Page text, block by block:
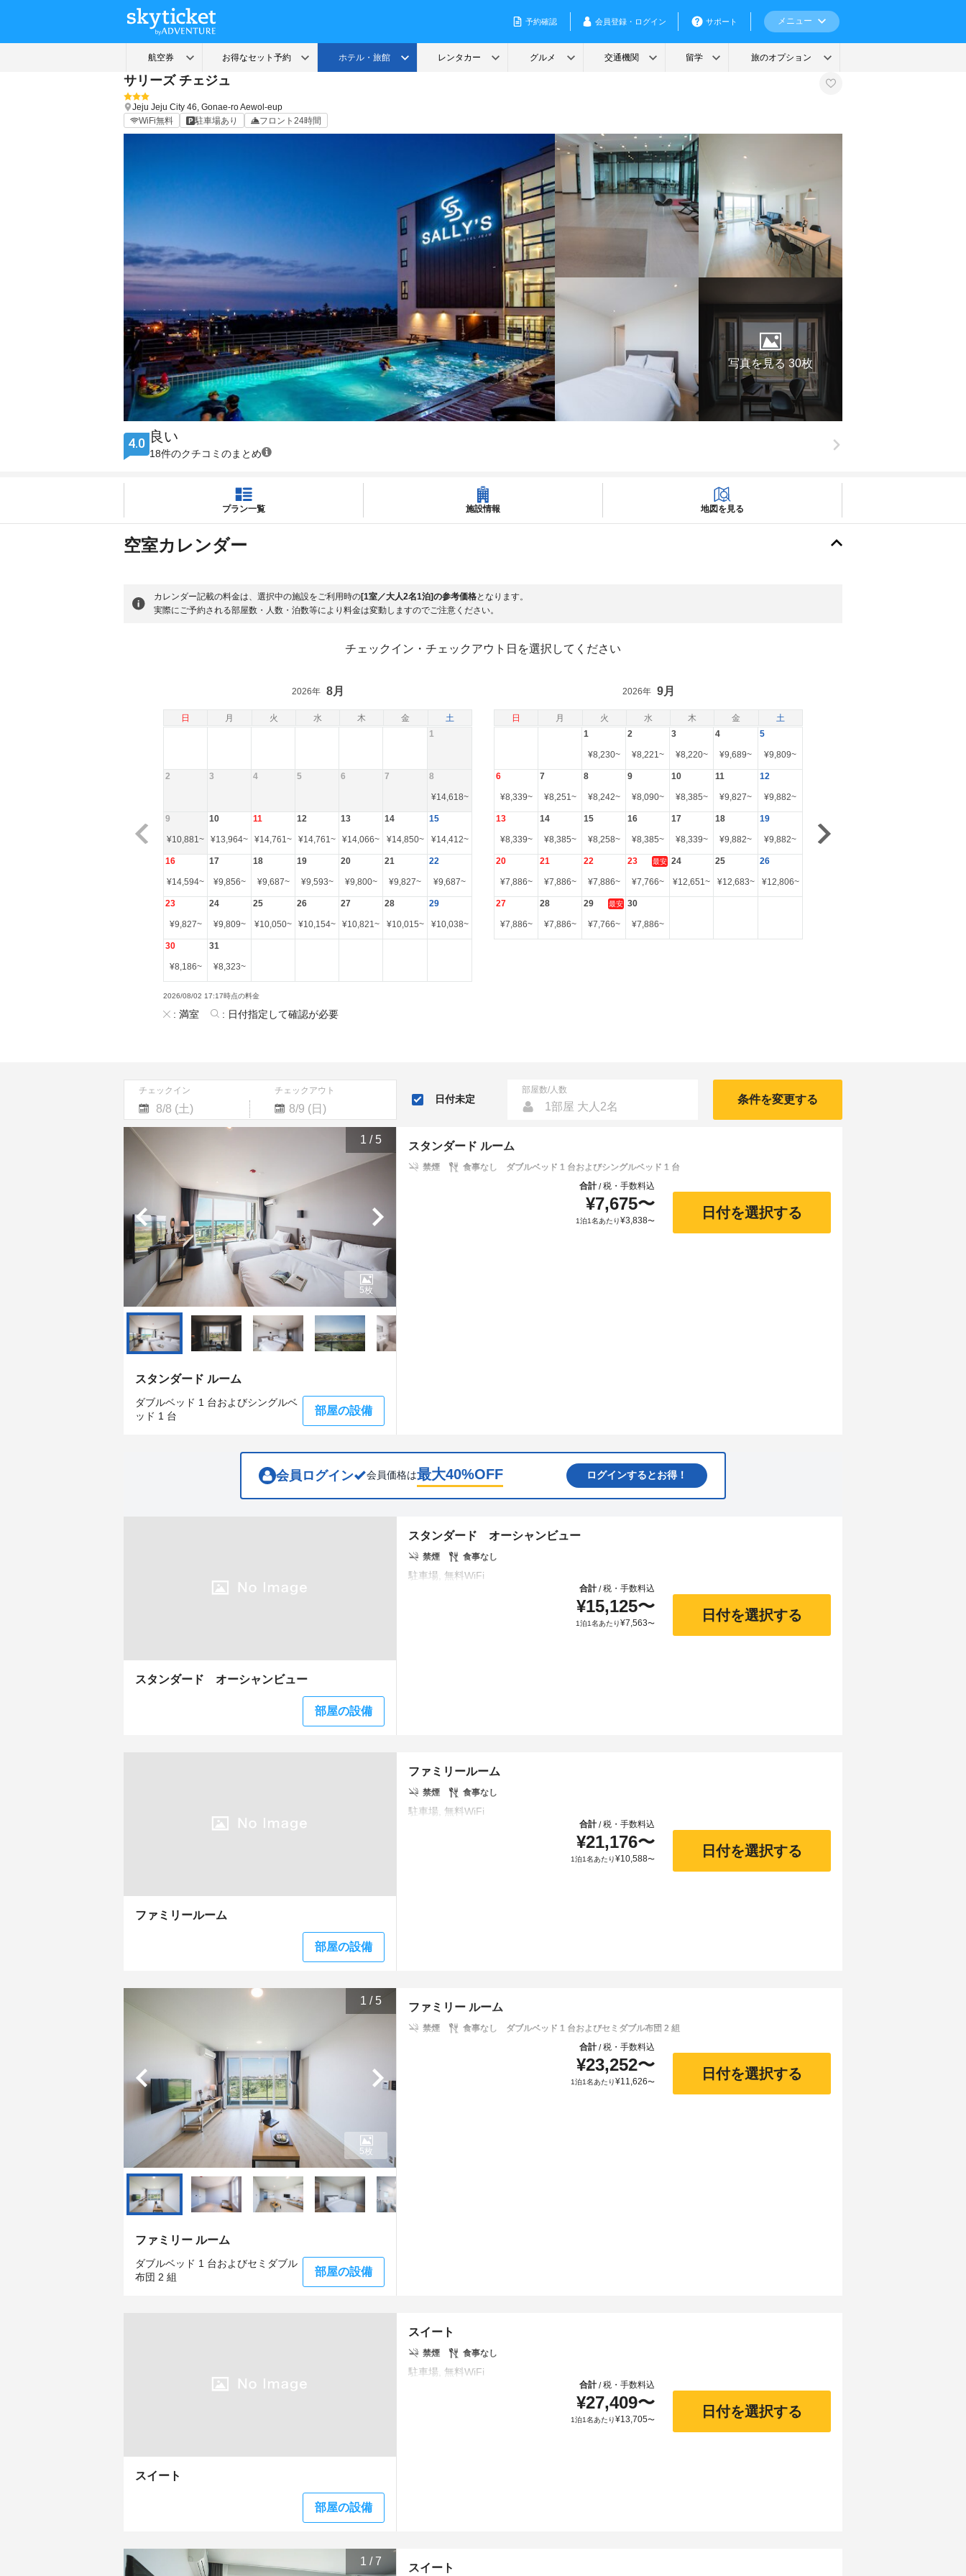
サリーズ チェジュ
Jeju Jeju City 46, Gonae-ro Aewol-eup
WiFi無料
駐車場あり フロント24時間
写真を見る 30枚
4.0 良い
18件のクチコミのまとめ
プラン一覧 施設情報 地図を見る
空室カレンダー
カレンダー記載の料金は、選択中の施設をご利用時の[1室／大人2名1泊]の参考価格となります。
実際にご予約される部屋数・人数・泊数等により料金は変動しますのでご注意ください。
チェックイン・チェックアウト日を選択してください
日 月 火 水 木 金 土 日 月 火 水 木 金 土
2026年 8月
1
2 3 4 5 6 7 8
¥14,618~
9
¥10,881~
10
¥13,964~
11
¥14,761~
12
¥14,761~
13
¥14,066~
14
¥14,850~
15
¥14,412~
16
¥14,594~
17
¥9,856~
18
¥9,687~
19
¥9,593~
20
¥9,800~
21
¥9,827~
22
¥9,687~
23
¥9,827~
24
¥9,809~
25
¥10,050~
26
¥10,154~
27
¥10,821~
28
¥10,015~
29
¥10,038~
30
¥8,186~
31
¥8,323~
2026年 9月
1
¥8,230~
2
¥8,221~
3
¥8,220~
4
¥9,689~
5
¥9,809~
6
¥8,339~
7
¥8,251~
8
¥8,242~
9
¥8,090~
10
¥8,385~
11
¥9,827~
12
¥9,882~
13
¥8,339~
14
¥8,385~
15
¥8,258~
16
¥8,385~
17
¥8,339~
18
¥9,882~
19
¥9,882~
20
¥7,886~
21
¥7,886~
22
¥7,886~
23 最安
¥7,766~
24
¥12,651~
25
¥12,683~
26
¥12,806~
27
¥7,886~
28
¥7,886~
29 最安
¥7,766~
30
¥7,886~
2026/08/02 17:17時点の料金
: 満室 : 日付指定して確認が必要
チェックイン チェックアウト
Navigate
forward
to
interact
calendar
and
select
a
date.
Press
question
mark
key
to
get
the
shortcuts
for
changing
dates.
Navigate
calendar
select
a
date.
the
question
mark
key
to
get
changing
日付未定
部屋数/人数
1部屋 大人2名
条件を変更する
1 /5
スタンダード ルーム
ダブルベッド 1 台およびシングルベ
ッド 1 台
部屋の設備
5枚
スタンダード ルーム
禁煙 食事なし
ダブルベッド 1 台およびシングルベッド 1 台
合計/税・手数料込
¥7,675〜
1泊1名あたり¥3,838〜
日付を選択する
会員ログイン 会員価格は最大40%OFF ログインするとお得！
スタンダード オーシャンビュー
部屋の設備
スタンダード オーシャンビュー
禁煙 食事なし
合計/税・手数料込
¥15,125〜
1泊1名あたり¥7,563〜
日付を選択する
ファミリールーム
部屋の設備
ファミリールーム
禁煙 食事なし
合計/税・手数料込
¥21,176〜
1泊1名あたり¥10,588〜
日付を選択する
1 /5
ファミリー ルーム
ダブルベッド 1 台およびセミダブル
布団 2 組
部屋の設備
5枚
ファミリー ルーム
禁煙 食事なし
ダブルベッド 1 台およびセミダブル布団 2 組
合計/税・手数料込
¥23,252〜
1泊1名あたり¥11,626〜
日付を選択する
スイート
部屋の設備
スイート
禁煙 食事なし
合計/税・手数料込
¥27,409〜
1泊1名あたり¥13,705〜
日付を選択する
1 /7
スイート